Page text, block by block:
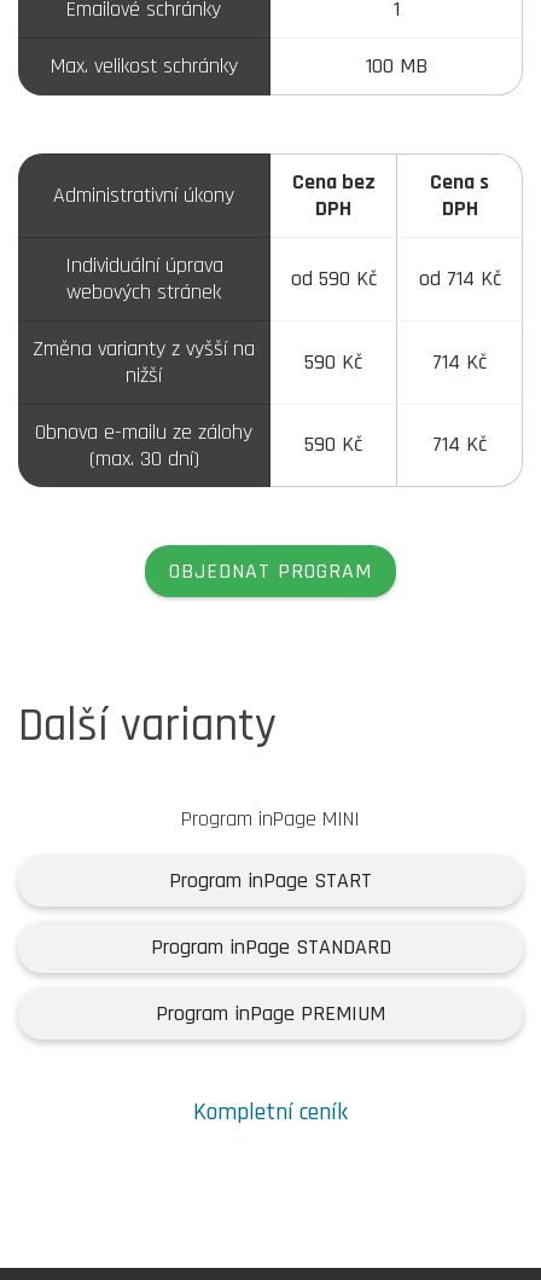
Emailové schránky 1
Max. velikost schránky 100 MB
Administrativní úkony
Cena bez
DPH
Cena s
DPH
Individuální úprava
webových stránek
od 590 Kč od 714 Kč
Změna varianty z vyšší na
nižší
590 Kč 714 Kč
Obnova e-mailu ze zálohy
(max. 30 dní)
590 Kč 714 Kč
OBJEDNAT PROGRAM
Další varianty
Program inPage MINI
Program inPage START
Program inPage STANDARD
Program inPage PREMIUM
Kompletní ceník